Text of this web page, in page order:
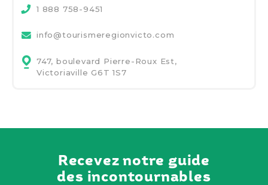
1 888 758-9451
info@tourismeregionvicto.com
747, boulevard Pierre-Roux Est,
Victoriaville G6T 1S7
Recevez notre guide
des incontournables